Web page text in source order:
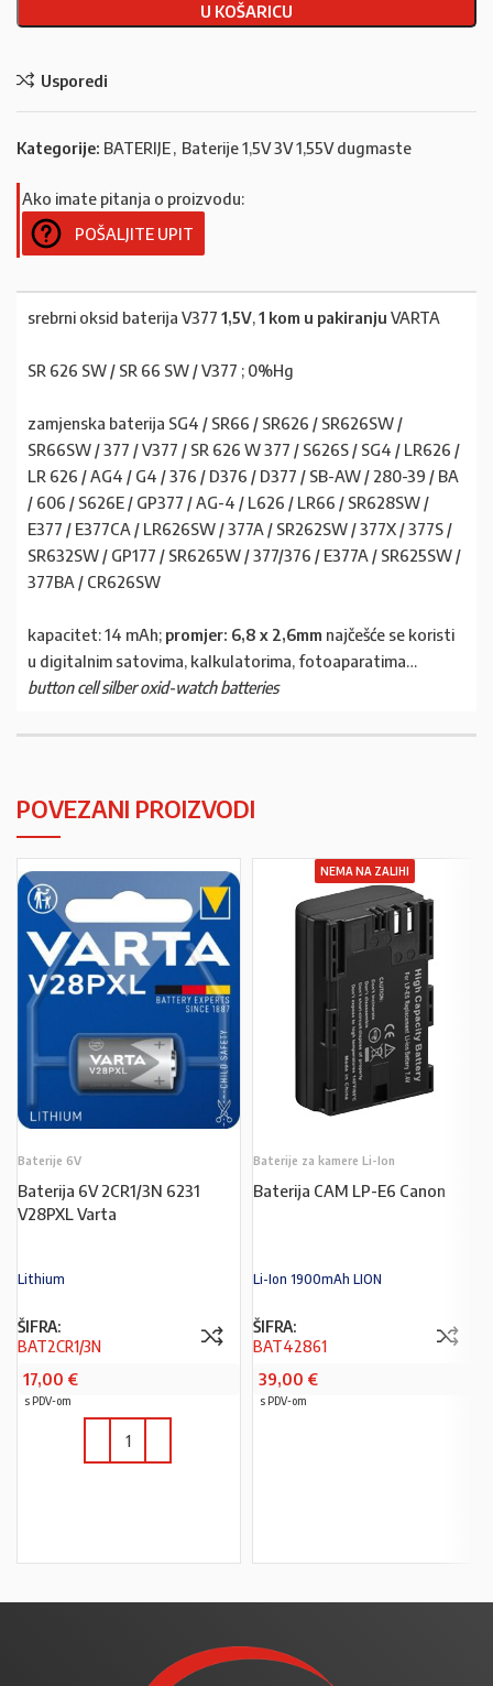
U KOŠARICU
Usporedi
Kategorije: BATERIJE, Baterije 1,5V 3V 1,55V dugmaste
Ako imate pitanja o proizvodu:
POŠALJITE UPIT
srebrni oksid baterija V377 1,5V,1 kom u pakiranju VARTA
SR 626 SW / SR 66 SW / V377 ; 0%Hg
zamjenska baterija SG4 / SR66 / SR626 / SR626SW /
SR66SW / 377 / V377 / SR 626 W 377 / S626S / SG4 / LR626 /
LR 626 / AG4 / G4 / 376 / D376 / D377 / SB-AW / 280-39 / BA
/ 606 / S626E / GP377 / AG-4 / L626 / LR66 / SR628SW /
E377 / E377CA / LR626SW / 377A / SR262SW / 377X / 377S /
SR632SW / GP177 / SR6265W / 377/376 / E377A / SR625SW /
377BA / CR626SW
kapacitet: 14 mAh; promjer: 6,8 x 2,6mm najčešće se koristi
u digitalnim satovima, kalkulatorima, fotoaparatima…
button cell silber oxid-watch batteries
POVEZANI PROIZVODI
Baterije 6V
Baterija 6V 2CR1/3N 6231
V28PXL Varta
Lithium
ŠIFRA:
BAT2CR1/3N
17,00 €
s PDV-om
NEMA NA ZALIHI
Baterije za kamere Li-Ion
Baterija CAM LP-E6 Canon
Li-Ion 1900mAh LION
ŠIFRA:
BAT42861
39,00 €
s PDV-om